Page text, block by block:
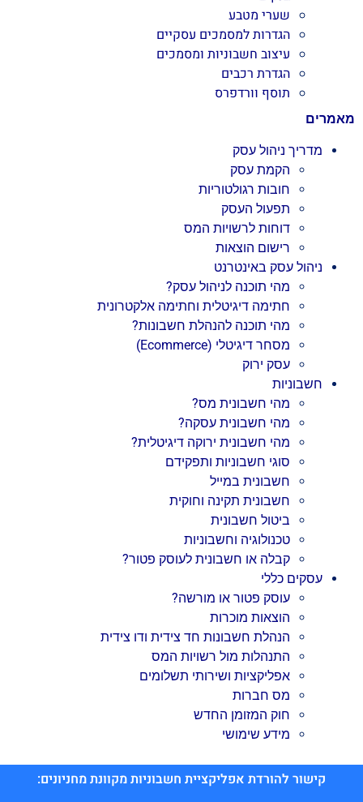
שערי מטבע
הגדרות למסמכים עסקיים
עיצוב חשבוניות ומסמכים
הגדרת רכבים
תוסף וורדפרס
מאמרים
מדריך ניהול עסק
הקמת עסק
חובות רגולטוריות
תפעול העסק
דוחות לרשויות המס
רישום הוצאות
ניהול עסק באינטרנט
מהי תוכנה לניהול עסק?
חתימה דיגיטלית וחתימה אלקטרונית
מהי תוכנה להנהלת חשבונות?
מסחר דיגיטלי (Ecommerce)
עסק ירוק
חשבוניות
מהי חשבונית מס?
מהי חשבונית עסקה?
מהי חשבונית ירוקה דיגיטלית?
סוגי חשבוניות ותפקידם
חשבונית במייל
חשבונית תקינה וחוקית
ביטול חשבונית
טכנולוגיה וחשבוניות
קבלה או חשבונית לעוסק פטור?
עסקים כללי
עוסק פטור או מורשה?
הוצאות מוכרות
הנהלת חשבונות חד צידית ודו צידית
התנהלות מול רשויות המס
אפליקציות ושירותי תשלומים
מס חברות
חוק המזומן החדש
מידע שימושי
קישור להורדת אפליקציית חשבוניות מקוונת מחניונים: